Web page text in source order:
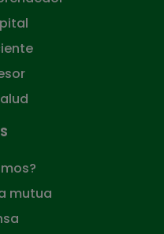
mutua